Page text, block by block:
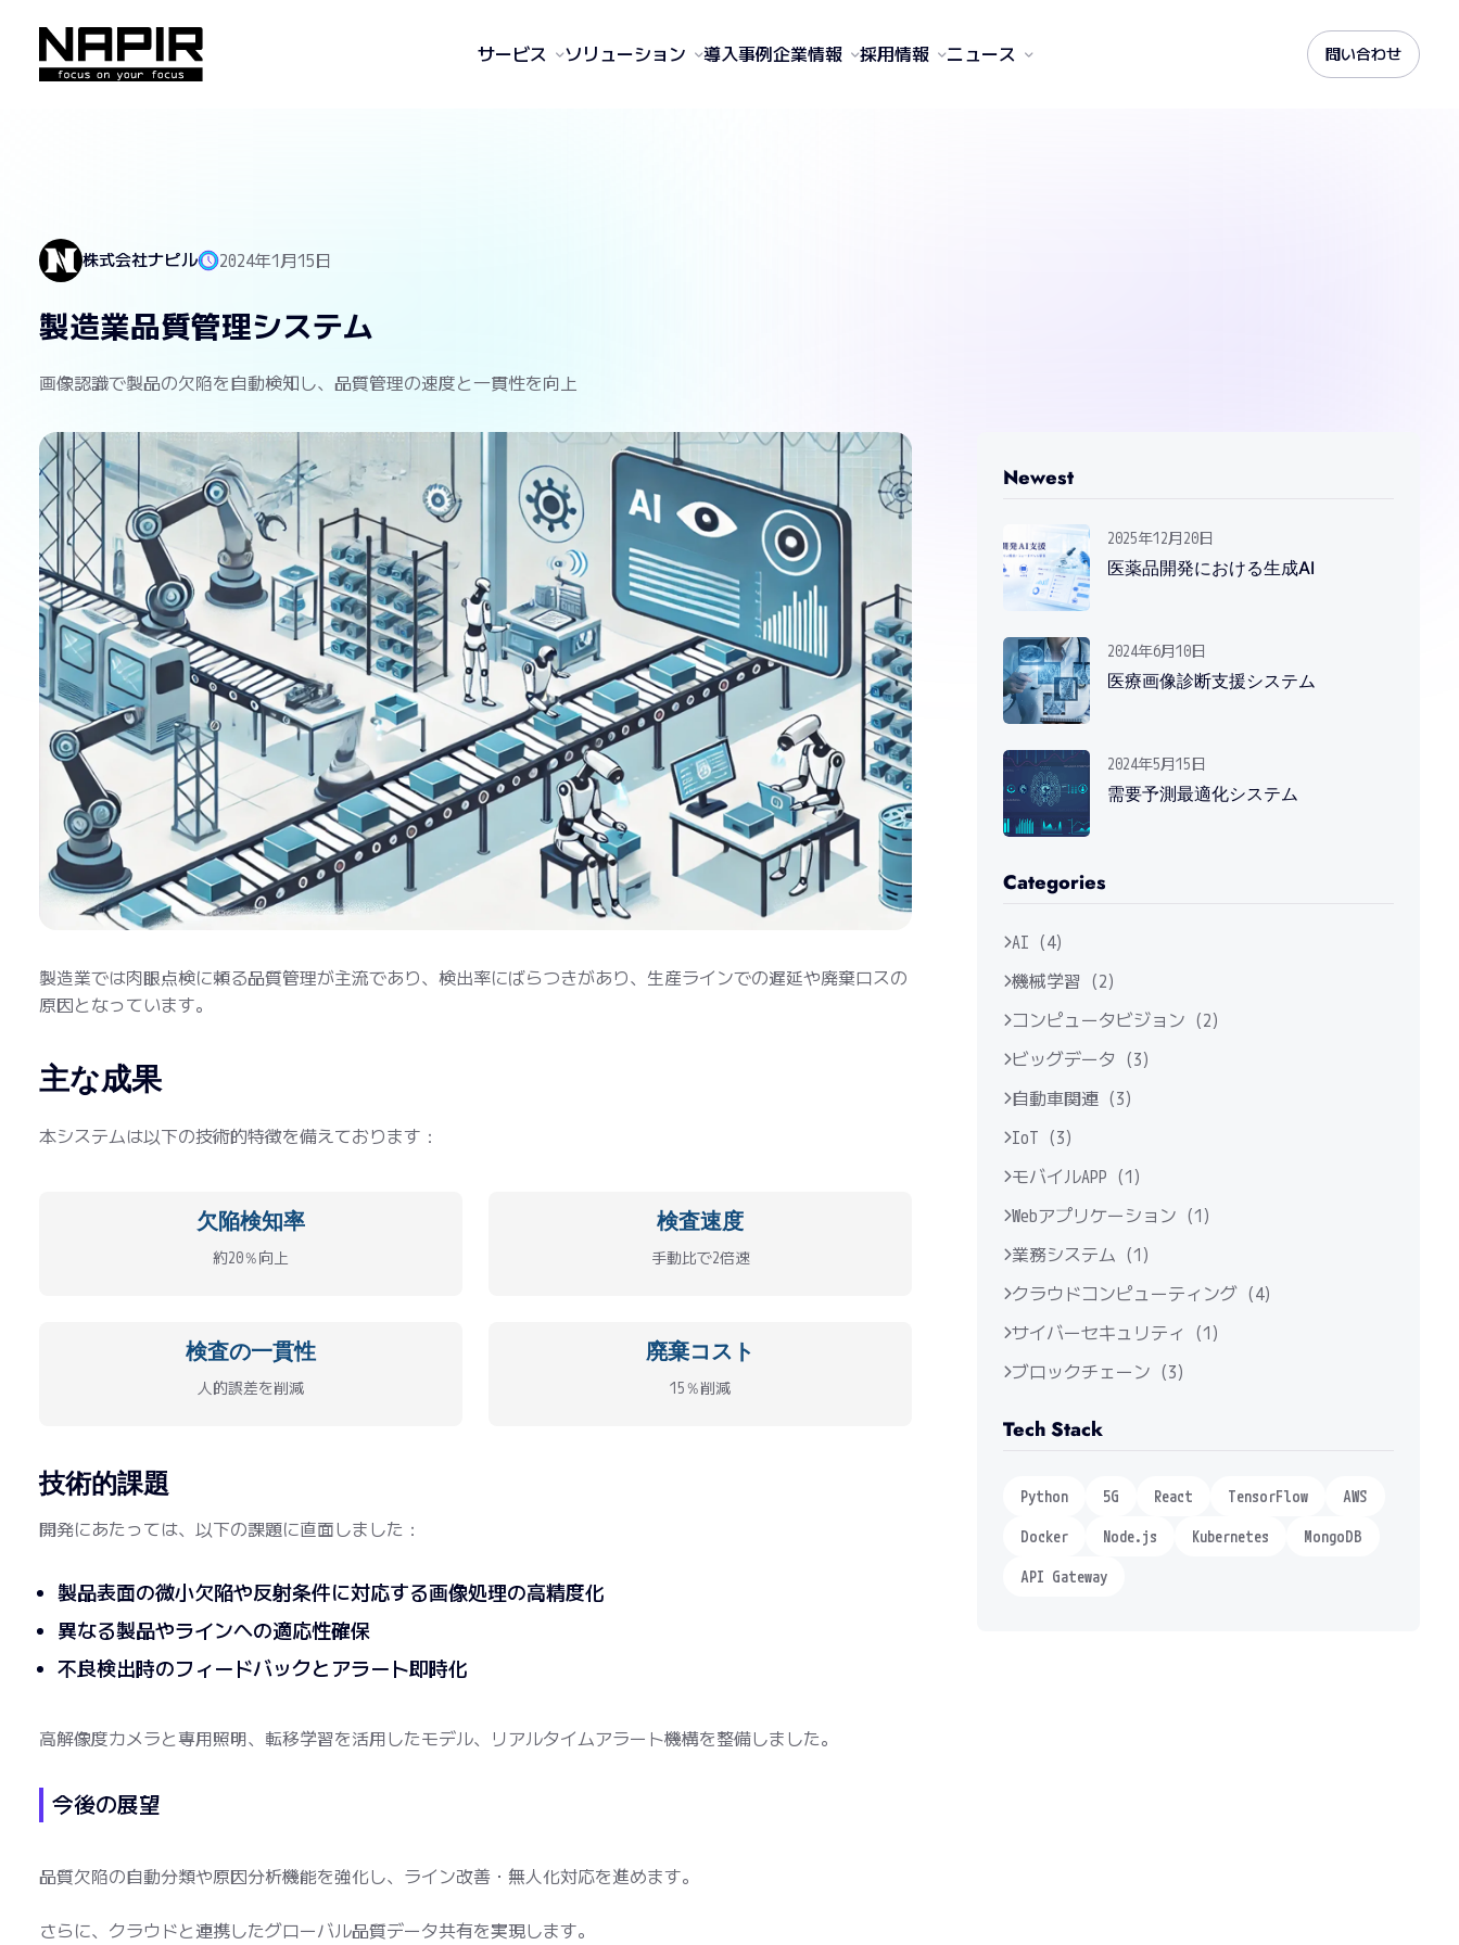
サービス ソリューション 導入事例企業情報 採用情報 ニュース 問い合わせ
株式会社ナピル 2024年1月15日
製造業品質管理システム
画像認識で製品の欠陥を自動検知し、品質管理の速度と一貫性を向上
製造業では肉眼点検に頼る品質管理が主流であり、検出率にばらつきがあり、生産ラインでの遅延や廃棄ロスの
原因となっています。
主な成果
本システムは以下の技術的特徴を備えております：
欠陥検知率
約20％向上
検査速度
手動比で2倍速
検査の一貫性
人的誤差を削減
廃棄コスト
15％削減
技術的課題
開発にあたっては、以下の課題に直面しました：
製品表面の微小欠陥や反射条件に対応する画像処理の高精度化
異なる製品やラインへの適応性確保
不良検出時のフィードバックとアラート即時化
高解像度カメラと専用照明、転移学習を活用したモデル、リアルタイムアラート機構を整備しました。
今後の展望
品質欠陥の自動分類や原因分析機能を強化し、ライン改善・無人化対応を進めます。
さらに、クラウドと連携したグローバル品質データ共有を実現します。
Newest
2025年12月20日
医薬品開発における生成AI
2024年6月10日
医療画像診断支援システム
2024年5月15日
需要予測最適化システム
Categories
AI (4)
機械学習 (2)
コンピュータビジョン (2)
ビッグデータ (3)
自動車関連 (3)
IoT (3)
モバイルAPP (1)
Webアプリケーション (1)
業務システム (1)
クラウドコンピューティング (4)
サイバーセキュリティ (1)
ブロックチェーン (3)
Tech Stack
Python 5G React TensorFlow AWS
Docker Node.js Kubernetes MongoDB
API Gateway